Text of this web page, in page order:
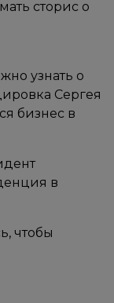
сторис о
узнать о
Сергея
бизнес в
в
чтобы